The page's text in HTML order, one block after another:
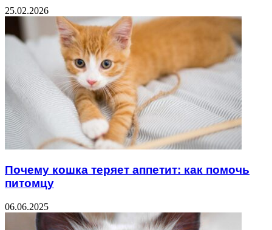
25.02.2026
Почему кошка теряет аппетит: как помочь
питомцу
06.06.2025